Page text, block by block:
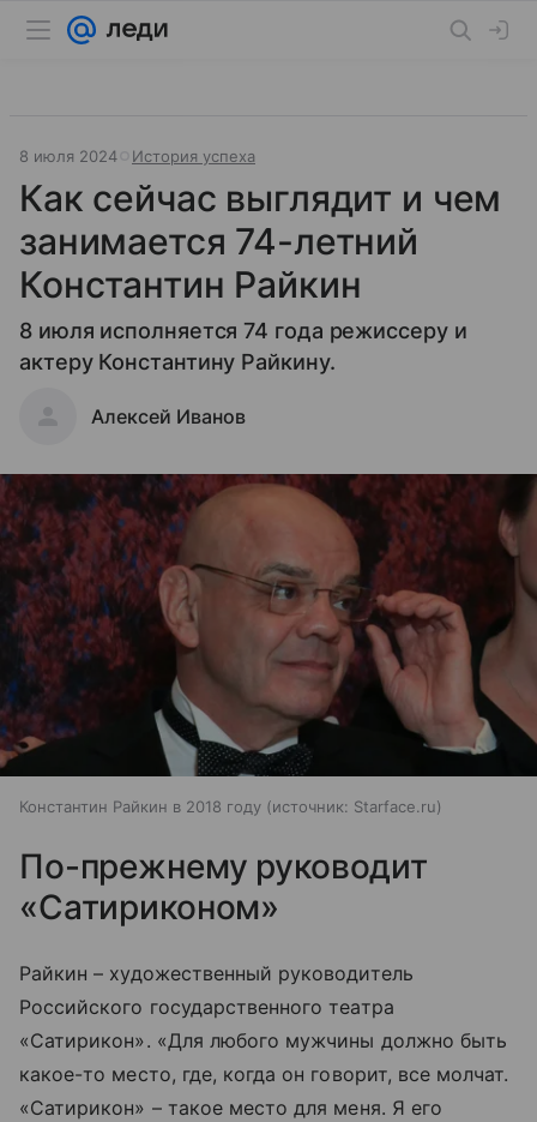
8 июля 2024 История успеха
Как сейчас выглядит и чем
занимается 74-летний
Константин Райкин
8 июля исполняется 74 года режиссеру и
актеру Константину Райкину.
Алексей Иванов
Константин Райкин в 2018 году источник: Starface.ru
По-прежнему руководит
«Сатириконом»
Райкин – художественный руководитель
Российского государственного театра
«Сатирикон». «Для любого мужчины должно быть
какое-то место, где, когда он говорит, все молчат.
«Сатирикон» – такое место для меня. Я его